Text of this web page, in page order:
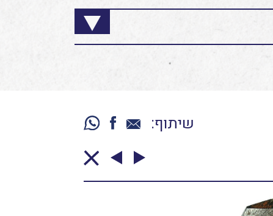
שיתוף: